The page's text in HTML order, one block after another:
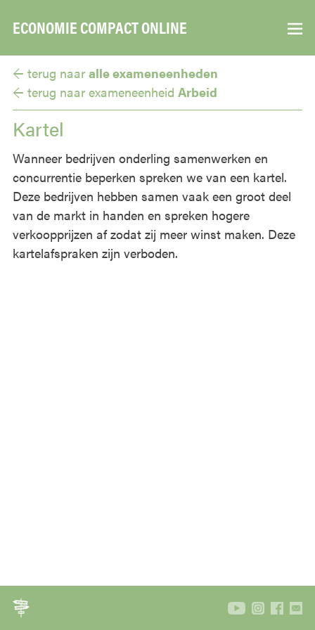
ECONOMIE COMPACT ONLINE ▼
← terug naar alle exameneenheden
← terug naar exameneenheid Arbeid
Kartel
Wanneer bedrijven onderling samenwerken en
concurrentie beperken spreken we van een kartel.
Deze bedrijven hebben samen vaak een groot deel
van de markt in handen en spreken hogere
verkoopprijzen af zodat zij meer winst maken. Deze
kartelafspraken zijn verboden.